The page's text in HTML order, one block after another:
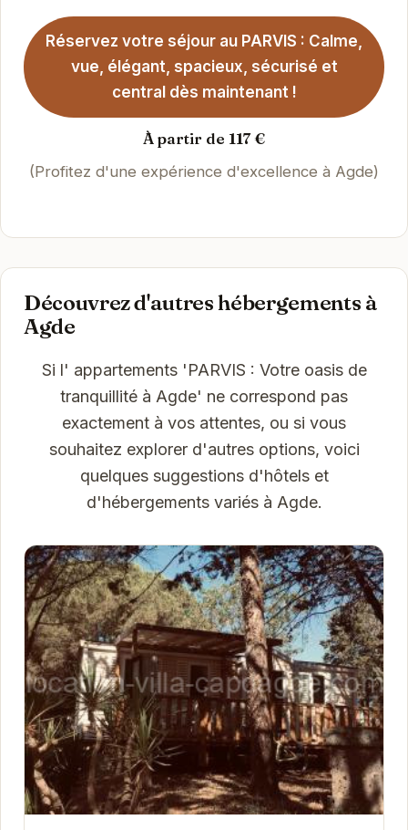
Réservez votre séjour au PARVIS : Calme,
vue, élégant, spacieux, sécurisé et
central dès maintenant !
À partir de 117 €
(Profitez d'une expérience d'excellence à Agde)
Découvrez d'autres hébergements à
Agde
Si l' appartements 'PARVIS : Votre oasis de
tranquillité à Agde' ne correspond pas
exactement à vos attentes, ou si vous
souhaitez explorer d'autres options, voici
quelques suggestions d'hôtels et
d'hébergements variés à Agde.